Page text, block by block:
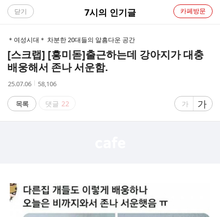
C
7시의 인기글
닫기 카페방문
＊여성시대＊ 차분한 20대들의 알흠다운 공간
[스크랩] [흥미돋]출근하는데 강아지가 대충
배웅해서 존나 서운함.
작
시
간
25.07.06
조
58,106
목록 댓글 22
글
가
글
자
가